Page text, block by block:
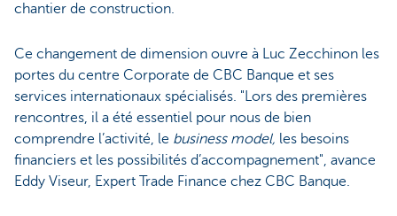
chantier de construction.
Ce changement de dimension ouvre à Luc Zecchinon les
portes du centre Corporate de CBC Banque et ses
services internationaux spécialisés. "Lors des premières
rencontres, il a été essentiel pour nous de bien
comprendre l’activité, le business model, les besoins
financiers et les possibilités d’accompagnement", avance
Eddy Viseur, Expert Trade Finance chez CBC Banque.